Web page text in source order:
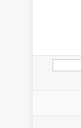
Zoeken